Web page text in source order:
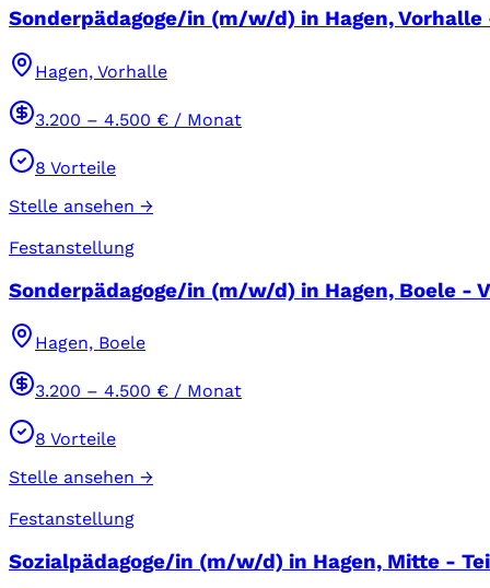
Sonderpädagoge/in (m/w/d) in Hagen,
Hagen, Vorhalle
3.200 – 4.500 € / Monat
8 Vorteile
Stelle ansehen →
Festanstellung
Sonderpädagoge/in (m/w/d) in Hagen, Boele -
Hagen, Boele
3.200 – 4.500 € / Monat
8 Vorteile
Stelle ansehen →
Festanstellung
Sozialpädagoge/in (m/w/d) in Hagen, Mitte -